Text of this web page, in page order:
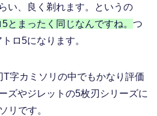
い、良く剃れます。というの
とまったく同じなんですね。 つ
ロ5になります。
字カミソリの中でもかなり評価
ズやジレットの5枚刃シリーズに
リです。